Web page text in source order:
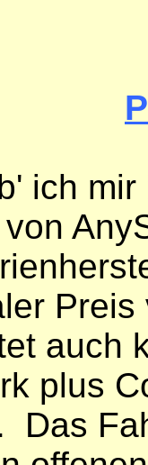
ich
auch
plus
Das